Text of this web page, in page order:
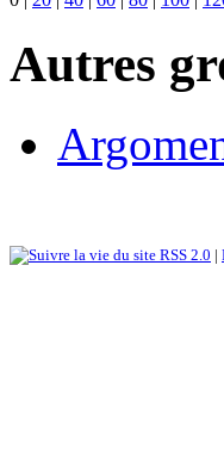
Autres
RSS 2.0 |